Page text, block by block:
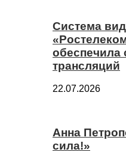
Система
трансляций
22.07.2026
Анна
сила!»